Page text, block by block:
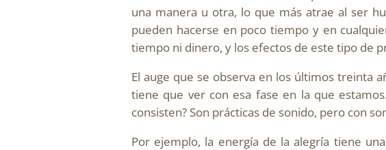
una manera u otra, lo que más atrae al ser
pueden hacerse en poco tiempo y en
tiempo ni dinero, y los efectos de este tipo de
El auge que se observa en los últimos treinta
tiene que ver con esa fase en la que
consisten? Son prácticas de sonido, pero con
Por ejemplo, la energía de la alegría tiene